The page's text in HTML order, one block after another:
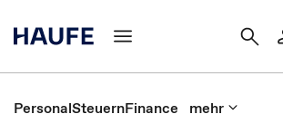
PersonalSteuernFinance mehr